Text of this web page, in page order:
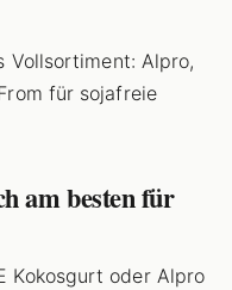
Vollsortiment: Alpro,
für sojafreie
am besten für
Kokosgurt oder Alpro